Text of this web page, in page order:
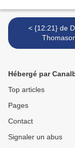
< {12:21} de Dustin
Hébergé par
Top articles
Pages
Contact
Signaler un abus